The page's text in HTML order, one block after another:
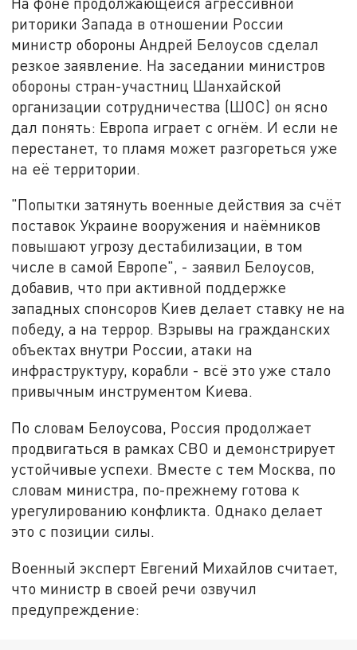
риторики Запада в отношении России
министр обороны Андрей Белоусов сделал
резкое заявление. На заседании министров
обороны стран-участниц Шанхайской
организации сотрудничества (ШОС) он ясно
дал понять: Европа играет с огнём. И если не
перестанет, то пламя может разгореться уже
на её территории.
"Попытки затянуть военные действия за счёт
поставок Украине вооружения и наёмников
повышают угрозу дестабилизации, в том
числе в самой Европе", - заявил Белоусов,
добавив, что при активной поддержке
западных спонсоров Киев делает ставку не на
победу, а на террор. Взрывы на гражданских
объектах внутри России, атаки на
инфраструктуру, корабли - всё это уже стало
привычным инструментом Киева.
По словам Белоусова, Россия продолжает
продвигаться в рамках СВО и демонстрирует
устойчивые успехи. Вместе с тем Москва, по
словам министра, по-прежнему готова к
урегулированию конфликта. Однако делает
это с позиции силы.
Военный эксперт Евгений Михайлов считает,
что министр в своей речи озвучил
предупреждение: